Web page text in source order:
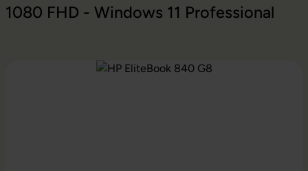
1080 FHD - Windows 11 Professional
Bildergalerie überspringen